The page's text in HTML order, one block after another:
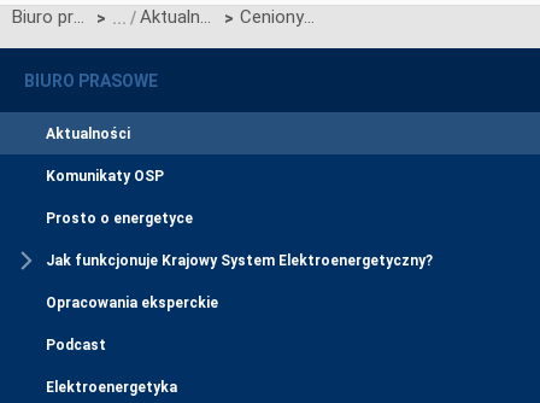
Biuro prasowe > Aktualności > Ceniony partner międzynarodowy
BIURO PRASOWE
Aktualności
Komunikaty OSP
Prosto o energetyce
Jak funkcjonuje Krajowy System Elektroenergetyczny?
Opracowania eksperckie
Podcast
Elektroenergetyka